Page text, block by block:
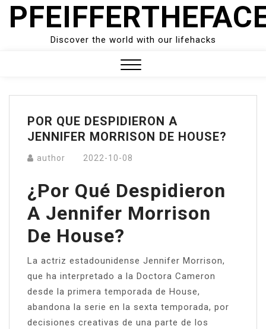
Skip
Discover the world with our lifehacks
Menu
POR QUE DESPIDIERON A
JENNIFER MORRISON DE HOUSE?
author 2022-10-08
¿Por Qué Despidieron
A Jennifer Morrison
De House?
La actriz estadounidense Jennifer Morrison,
que ha interpretado a la Doctora Cameron
desde la primera temporada de House,
abandona la serie en la sexta temporada, por
decisiones creativas de una parte de los